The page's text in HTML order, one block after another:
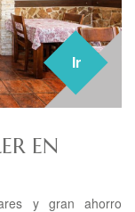
Ir
EN
y gran ahorro